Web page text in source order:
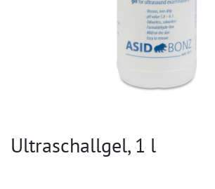
Ultraschallgel, 1 l